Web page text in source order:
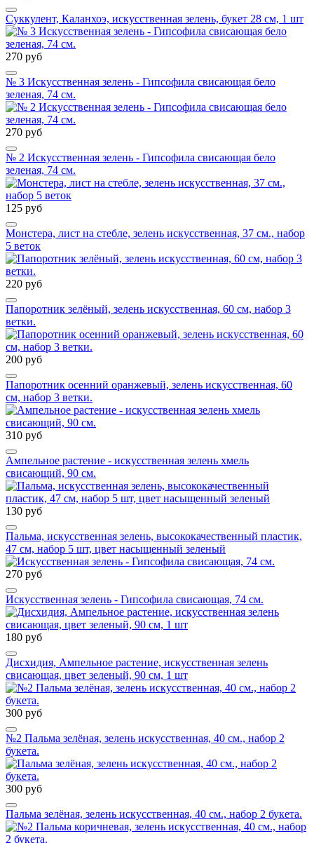
Суккулент, Каланхоэ, искусственная зелень, букет 28 см, 1 шт
270 руб
№ 3 Искусственная зелень - Гипсофила свисающая бело
зеленая, 74 см.
270 руб
№ 2 Искусственная зелень - Гипсофила свисающая бело
зеленая, 74 см.
125 руб
Монстера, лист на стебле, зелень искусственная, 37 см., набор
5 веток
220 руб
Папоротник зелёный, зелень искусственная, 60 см, набор 3
ветки.
200 руб
Папоротник осенний оранжевый, зелень искусственная, 60
см, набор 3 ветки.
310 руб
Ампельное растение - искусственная зелень хмель
свисающий, 90 см.
130 руб
Пальма, искусственная зелень, высококачественный пластик,
47 см, набор 5 шт, цвет насыщенный зеленый
270 руб
Искусственная зелень - Гипсофила свисающая, 74 см.
180 руб
Дисхидия, Ампельное растение, искусственная зелень
свисающая, цвет зеленый, 90 см, 1 шт
300 руб
№2 Пальма зелёная, зелень искусственная, 40 см., набор 2
букета.
300 руб
Пальма зелёная, зелень искусственная, 40 см., набор 2 букета.